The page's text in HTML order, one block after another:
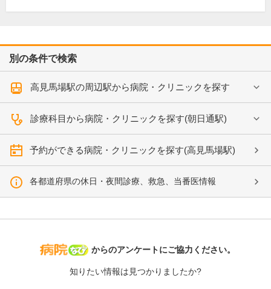
別の条件で検索
高見馬場駅の周辺駅から病院・クリニックを探す
診療科目から病院・クリニックを探す(朝日通駅)
予約ができる病院・クリニックを探す(高見馬場駅)
各都道府県の休日・夜間診療、救急、当番医情報
病院なび
からのアンケートにご協力ください。
知りたい情報は見つかりましたか?